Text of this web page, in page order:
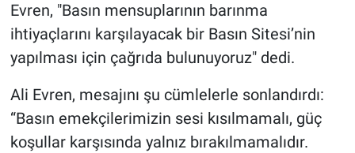
Evren, "Basın mensuplarının barınma
ihtiyaçlarını karşılayacak bir Basın Sitesi’nin
yapılması için çağrıda bulunuyoruz" dedi.
Ali Evren, mesajını şu cümlelerle sonlandırdı:
“Basın emekçilerimizin sesi kısılmamalı, güç
koşullar karşısında yalnız bırakılmamalıdır.